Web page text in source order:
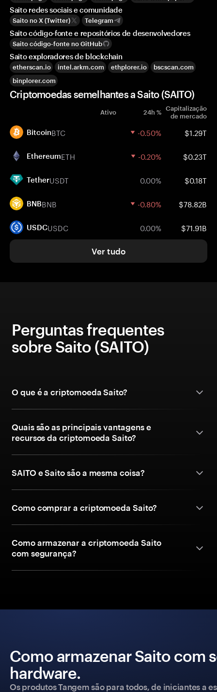
Saito redes sociais e comunidade
Saito no X (Twitter) Telegram
Saito código-fonte e repositórios de desenvolvedores
Saito código-fonte no GitHub
Saito exploradores de blockchain
etherscan.io intel.arkm.com ethplorer.io
bscscan.com
binplorer.com
Criptomoedas semelhantes a Saito (SAITO)
Ativo 24h % Capitalização
de mercado
BitcoinBTC -0.50% $1.29T
EthereumETH -0.20% $0.23T
TetherUSDT 0.00% $0.18T
BNBBNB -0.80% $78.82B
USDCUSDC 0.00% $71.91B
Ver tudo
Perguntas frequentes
sobre Saito (SAITO)
O que é a criptomoeda Saito?
Quais são as principais vantagens e
recursos da criptomoeda Saito?
SAITO e Saito são a mesma coisa?
Como comprar a criptomoeda Saito?
Como armazenar a criptomoeda Saito
com segurança?
Como armazenar Saito com
hardware.
Os produtos Tangem são para todos, de iniciantes a